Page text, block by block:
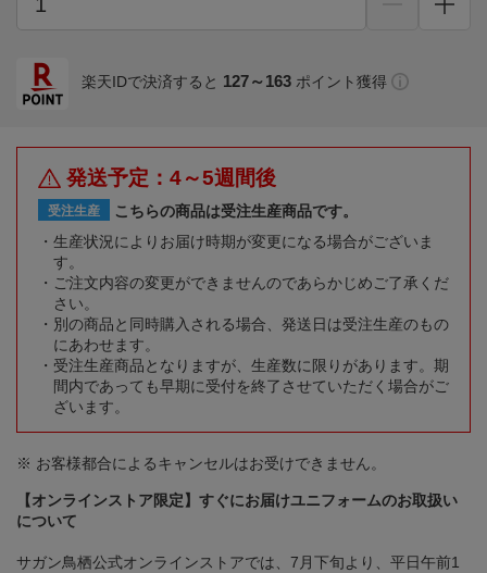
楽天IDで決済すると 127～163 ポイント獲得
発送予定：4～5週間後
受注生産
こちらの商品は受注生産商品です。
生産状況によりお届け時期が変更になる場合がございま
す。
ご注文内容の変更ができませんのであらかじめご了承くだ
さい。
別の商品と同時購入される場合、発送日は受注生産のもの
にあわせます。
受注生産商品となりますが、生産数に限りがあります。期
間内であっても早期に受付を終了させていただく場合がご
ざいます。
※ お客様都合によるキャンセルはお受けできません。
【オンラインストア限定】すぐにお届けユニフォームのお取扱い
について
サガン鳥栖公式オンラインストアでは、7月下旬より、平日午前1